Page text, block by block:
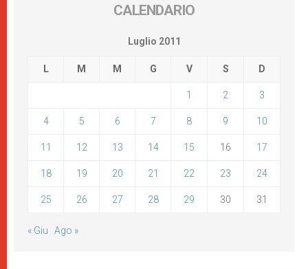
CALENDARIO
Luglio 2011
L M M G V S D
1 2 3
4 5 6 7 8 9 10
11 12 13 14 15 16 17
18 19 20 21 22 23 24
25 26 27 28 29 30 31
« Giu Ago »